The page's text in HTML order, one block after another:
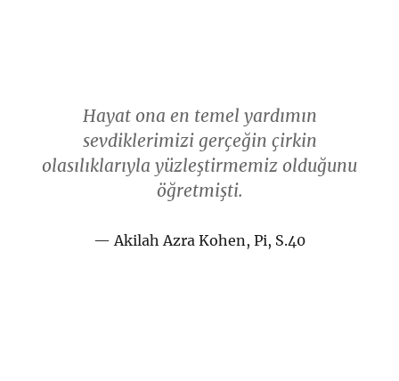
Hayat ona en temel yardımın
sevdiklerimizi gerçeğin çirkin
olasılıklarıyla yüzleştirmemiz olduğunu
öğretmişti.
Akilah Azra Kohen, Pi, S.40